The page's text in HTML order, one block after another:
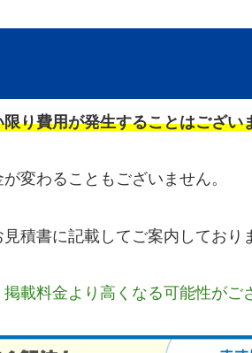
り費用が発生することはござい
変わることもございません。
積書に記載してご案内しており
載料金より高くなる可能性がご